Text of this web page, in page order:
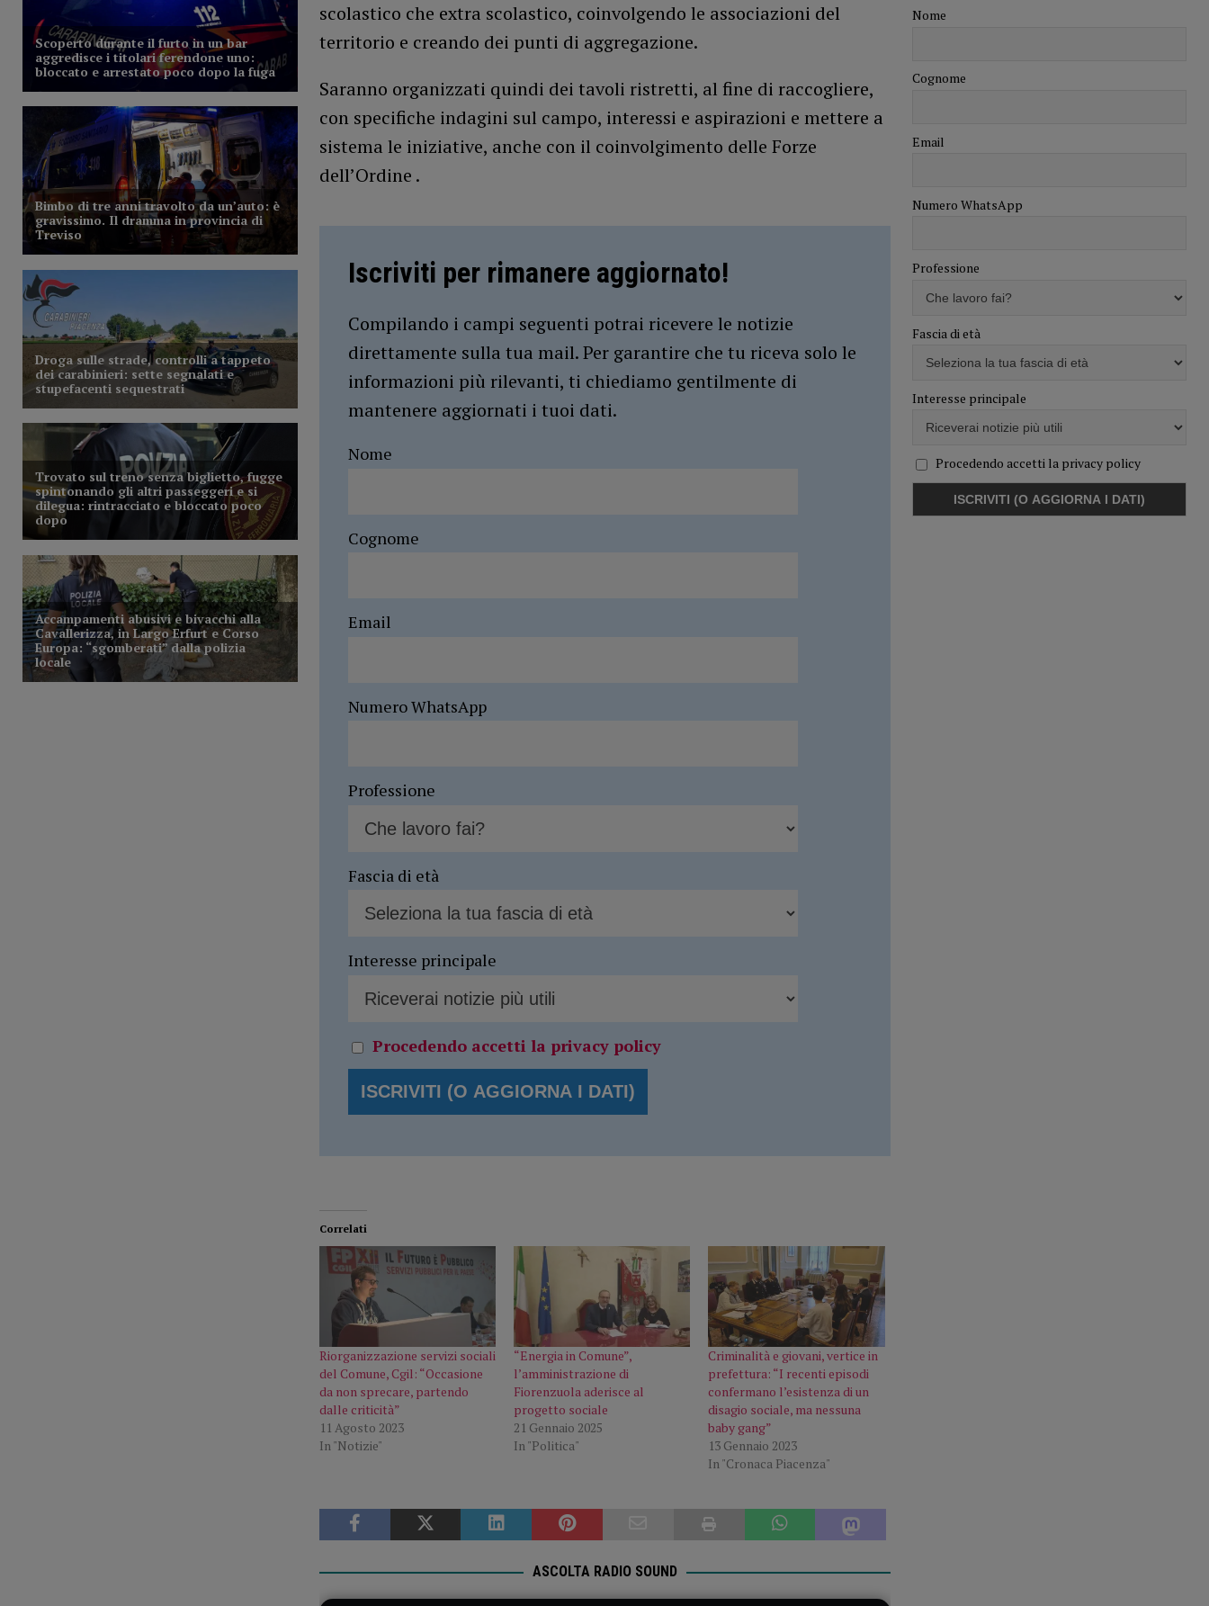
scolastico che extra scolastico, coinvolgendo le associazioni del
territorio e creando dei punti di aggregazione.
Saranno organizzati quindi dei tavoli ristretti, al fine di raccogliere,
con specifiche indagini sul campo, interessi e aspirazioni e mettere a
sistema le iniziative, anche con il coinvolgimento delle Forze
dell’Ordine .
Iscriviti per rimanere aggiornato!
Compilando i campi seguenti potrai ricevere le notizie
direttamente sulla tua mail. Per garantire che tu riceva solo le
informazioni più rilevanti, ti chiediamo gentilmente di
mantenere aggiornati i tuoi dati.
Nome
Cognome
Email
Numero WhatsApp
Professione
Fascia di età
Interesse principale
Procedendo accetti la privacy policy
Correlati
Riorganizzazione servizi sociali
del Comune, Cgil: “Occasione
da non sprecare, partendo
dalle criticità”
11 Agosto 2023
In "Notizie"
“Energia in Comune”,
l’amministrazione di
Fiorenzuola aderisce al
progetto sociale
21 Gennaio 2025
In "Politica"
Criminalità e giovani, vertice in
prefettura: “I recenti episodi
confermano l’esistenza di un
disagio sociale, ma nessuna
baby gang”
13 Gennaio 2023
In "Cronaca Piacenza"
ASCOLTA RADIO SOUND
Nome
Cognome
Email
Numero WhatsApp
Professione
Fascia di età
Interesse principale
Procedendo accetti la privacy policy